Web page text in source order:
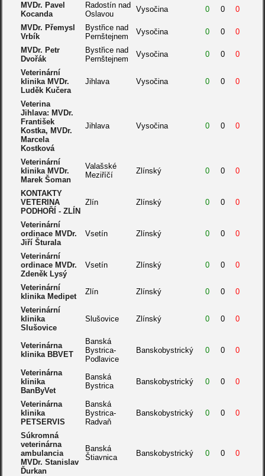
MVDr. Pavel
Kocanda
Radostín nad
Oslavou
Vysočina 0 0 0
MVDr. Přemysl
Vrbík
Bystřice nad
Pernštejnem
Vysočina 0 0 0
MVDr. Petr
Dvořák
Bystřice nad
Pernštejnem
Vysočina 0 0 0
Veterinární
klinika MVDr.
Luděk Kučera
Jihlava Vysočina 0 0 0
Veterina
Jihlava: MVDr.
František
Kostka, MVDr.
Marcela
Kostková
Jihlava Vysočina 0 0 0
Veterinární
klinika MVDr.
Marek Šoman
Valašské
Meziříčí
Zlínský 0 0 0
KONTAKTY
VETERINA
PODHOŘÍ - ZLÍN
Zlín Zlínský 0 0 0
Veterinární
ordinace MVDr.
Jiří Šturala
Vsetín Zlínský 0 0 0
Veterinární
ordinace MVDr.
Zdeněk Lysý
Vsetín Zlínský 0 0 0
Veterinární
klinika Medipet
Zlín Zlínský 0 0 0
Veterinární
klinika
Slušovice
Slušovice Zlínský 0 0 0
Veterinárna
klinika BBVET
Banská
Bystrica-
Podlavice
Banskobystrický 0 0 0
Veterinárna
klinika
BanByVet
Banská
Bystrica
Banskobystrický 0 0 0
Veterinárna
klinika
PETSERVIS
Banská
Bystrica-
Radvaň
Banskobystrický 0 0 0
Súkromná
veterinárna
ambulancia
MVDr. Stanislav
Ďurkan
Banská
Štiavnica
Banskobystrický 0 0 0